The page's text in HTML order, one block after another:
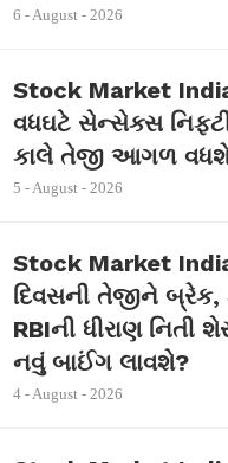
6 - August - 2026
Stock Market
વધઘટે સેન્સેક્સ
કાલે તેજી આગળ
5 - August - 2026
Stock Market
દિવસની તેજીને બ્રેક,
RBIની ધીરાણ નિતી
નવું બાઈંગ લાવશે?
4 - August - 2026